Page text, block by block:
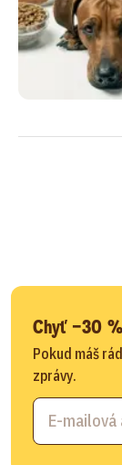
Chyť −30
Pokud máš
zprávy.